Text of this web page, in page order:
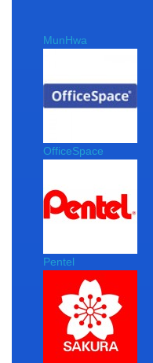
MunHwa
OfficeSpace
Pentel